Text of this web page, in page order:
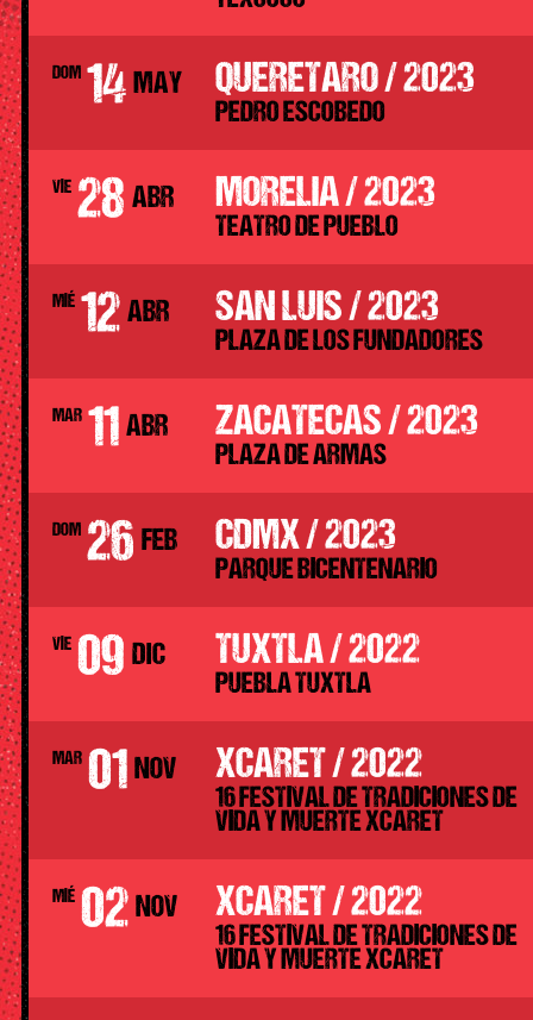
DOM 14 MAY QUERETARO / 2023
PEDRO ESCOBEDO
VIE 28 ABR MORELIA / 2023
TEATRO DE PUEBLO
MIÉ 12 ABR SAN LUIS / 2023
PLAZA DE LOS FUNDADORES
MAR 11 ABR ZACATECAS / 2023
PLAZA DE ARMAS
DOM 26 FEB CDMX / 2023
PARQUE BICENTENARIO
VIE 09 DIC TUXTLA / 2022
PUEBLA TUXTLA
MAR 01 NOV XCARET / 2022
16 FESTIVAL DE TRADICIONES DE
VIDA Y MUERTE XCARET
MIÉ 02 NOV XCARET / 2022
16 FESTIVAL DE TRADICIONES DE
VIDA Y MUERTE XCARET